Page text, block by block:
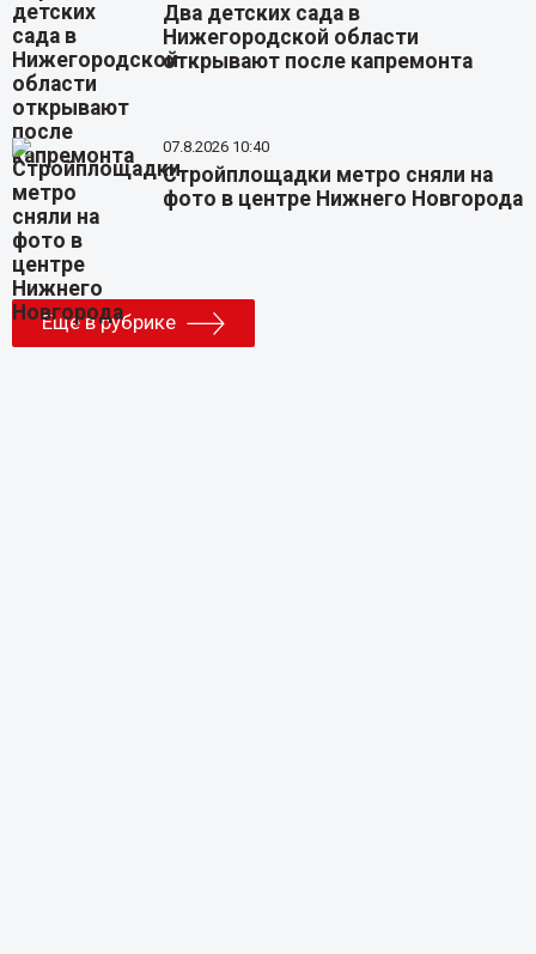
Два детских сада в
Нижегородской области
открывают после капремонта
07.8.2026 10:40
Стройплощадки метро сняли на
фото в центре Нижнего Новгорода
Еще в рубрике